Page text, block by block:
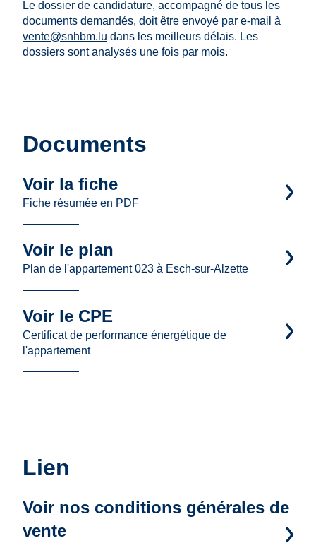
Le dossier de candidature, accompagné de tous les
documents demandés, doit être envoyé par e-mail à
vente@snhbm.lu dans les meilleurs délais. Les
dossiers sont analysés une fois par mois.
Documents
Voir la fiche
Fiche résumée en PDF
Voir le plan
Plan de l'appartement 023 à Esch-sur-Alzette
Voir le CPE
Certificat de performance énergétique de
l'appartement
Lien
Voir nos conditions générales de
vente